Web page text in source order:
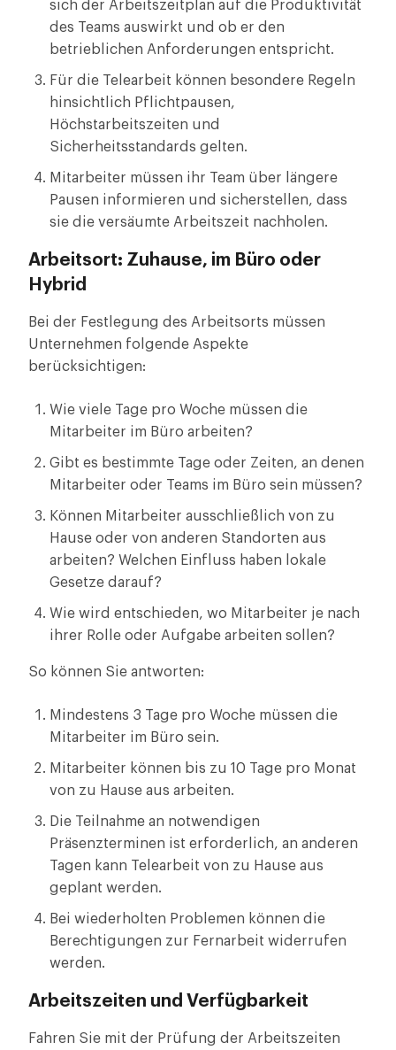
sich der Arbeitszeitplan auf die Produktivität
des Teams auswirkt und ob er den
betrieblichen Anforderungen entspricht.
Für die Telearbeit können besondere Regeln
hinsichtlich Pflichtpausen,
Höchstarbeitszeiten und
Sicherheitsstandards gelten.
Mitarbeiter müssen ihr Team über längere
Pausen informieren und sicherstellen, dass
sie die versäumte Arbeitszeit nachholen.
Arbeitsort: Zuhause, im Büro oder
Hybrid
Bei der Festlegung des Arbeitsorts müssen
Unternehmen folgende Aspekte
berücksichtigen:
Wie viele Tage pro Woche müssen die
Mitarbeiter im Büro arbeiten?
Gibt es bestimmte Tage oder Zeiten, an denen
Mitarbeiter oder Teams im Büro sein müssen?
Können Mitarbeiter ausschließlich von zu
Hause oder von anderen Standorten aus
arbeiten? Welchen Einfluss haben lokale
Gesetze darauf?
Wie wird entschieden, wo Mitarbeiter je nach
ihrer Rolle oder Aufgabe arbeiten sollen?
So können Sie antworten:
Mindestens 3 Tage pro Woche müssen die
Mitarbeiter im Büro sein.
Mitarbeiter können bis zu 10 Tage pro Monat
von zu Hause aus arbeiten.
Die Teilnahme an notwendigen
Präsenzterminen ist erforderlich, an anderen
Tagen kann Telearbeit von zu Hause aus
geplant werden.
Bei wiederholten Problemen können die
Berechtigungen zur Fernarbeit widerrufen
werden.
Arbeitszeiten und Verfügbarkeit
Fahren Sie mit der Prüfung der Arbeitszeiten